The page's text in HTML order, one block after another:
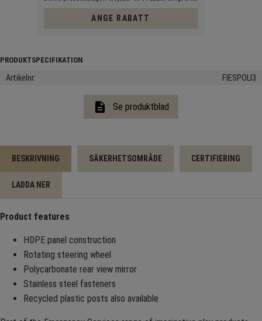
ANGE RABATT
Artikelnr FIESPOLI3
description Se produktblad
BESKRIVNING SÄKERHETSOMRÅDE CERTIFIERING
LADDA NER
Product features
HDPE panel construction
Rotating steering wheel
Polycarbonate rear view mirror
Stainless steel fasteners
Recycled plastic posts also available